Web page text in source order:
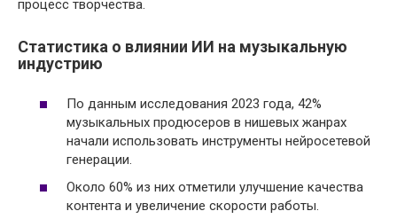
процесс творчества.
Статистика о влиянии ИИ на музыкальную
индустрию
По данным исследования 2023 года, 42%
музыкальных продюсеров в нишевых жанрах
начали использовать инструменты нейросетевой
генерации.
Около 60% из них отметили улучшение качества
контента и увеличение скорости работы.